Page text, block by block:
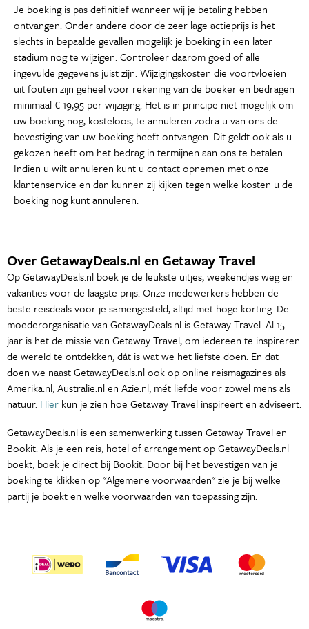
Je boeking is pas definitief wanneer wij je betaling hebben
ontvangen. Onder andere door de zeer lage actieprijs is het
slechts in bepaalde gevallen mogelijk je boeking in een later
stadium nog te wijzigen. Controleer daarom goed of alle
ingevulde gegevens juist zijn. Wijzigingskosten die voortvloeien
uit fouten zijn geheel voor rekening van de boeker en bedragen
minimaal € 19,95 per wijziging. Het is in principe niet mogelijk om
uw boeking nog, kosteloos, te annuleren zodra u van ons de
bevestiging van uw boeking heeft ontvangen. Dit geldt ook als u
gekozen heeft om het bedrag in termijnen aan ons te betalen.
Indien u wilt annuleren kunt u contact opnemen met onze
klantenservice en dan kunnen zij kijken tegen welke kosten u de
boeking nog kunt annuleren.
Over GetawayDeals.nl en Getaway Travel
Op GetawayDeals.nl boek je de leukste uitjes, weekendjes weg en
vakanties voor de laagste prijs. Onze medewerkers hebben de
beste reisdeals voor je samengesteld, altijd met hoge korting. De
moederorganisatie van GetawayDeals.nl is Getaway Travel. Al 15
jaar is het de missie van Getaway Travel, om iedereen te inspireren
de wereld te ontdekken, dát is wat we het liefste doen. En dat
doen we naast GetawayDeals.nl ook op online reismagazines als
Amerika.nl, Australie.nl en Azie.nl, mét liefde voor zowel mens als
natuur. Hier kun je zien hoe Getaway Travel inspireert en adviseert.
GetawayDeals.nl is een samenwerking tussen Getaway Travel en
Bookit. Als je een reis, hotel of arrangement op GetawayDeals.nl
boekt, boek je direct bij Bookit. Door bij het bevestigen van je
boeking te klikken op "Algemene voorwaarden" zie je bij welke
partij je boekt en welke voorwaarden van toepassing zijn.